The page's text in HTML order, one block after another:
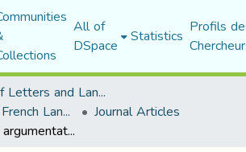
All of
DSpace Statistics Profils
Faculty of Letters and Languages
Department of French Language and Literature Journal Articles
L’enchaînement argumentatif du discours rapporté et de l’interrogation dans la presse écrite The argumentative sequence of the reported speech and the interrogation in the written press